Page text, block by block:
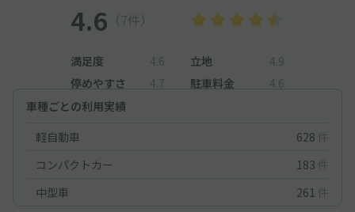
4.6 （7件）
満足度 4.6 立地
4.9
停めやすさ
4.7 駐車料金
4.6
車種ごとの利用実績
軽自動車
628 件
コンパクトカー
183 件
中型車
261 件